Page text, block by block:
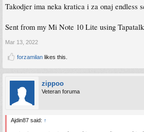
Takodjer ima neka kratica i za onaj endless
Sent from my Mi Note 10 Lite using Tapatalk
Mar 13, 2022
forzamilan likes this.
zippoo
Veteran foruma
Ajdin87 said: ↑